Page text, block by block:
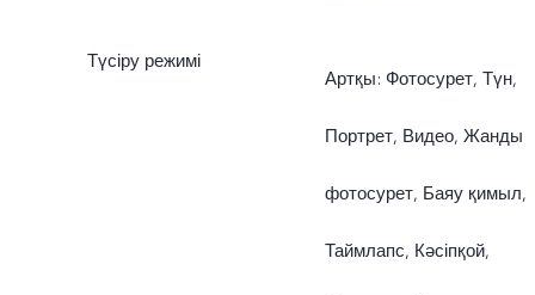
Түсіру режимі
Артқы: Фотосурет, Түн,
Портрет, Видео, Жанды
фотосурет, Баяу қимыл,
Таймлапс, Кәсіпқой,